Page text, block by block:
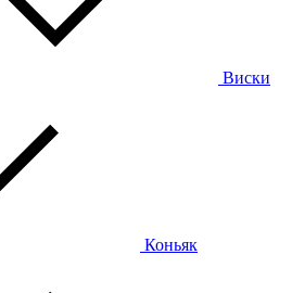
Виски
Коньяк